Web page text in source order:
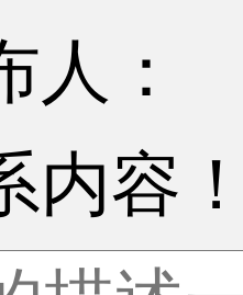
人：
内容